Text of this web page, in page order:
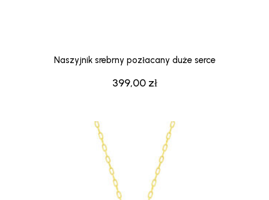
399,00 zł
Naszyjnik srebrny pozłacany duże serce